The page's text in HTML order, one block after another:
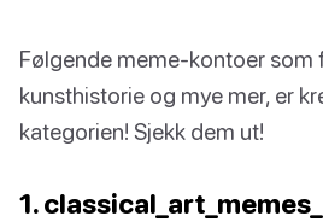
Følgende meme-kontoer som
kunsthistorie og mye mer, er
kategorien! Sjekk dem ut!
1.